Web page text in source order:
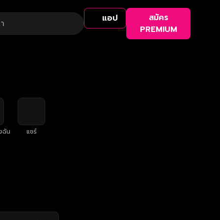
แอป
สมัคร
PREMIUM
ฉัน แชร์